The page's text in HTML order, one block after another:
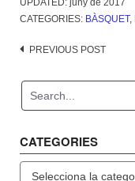
UPDATED: juny de 2017
CATEGORIES: BÀSQUET,
Post
PREVIOUS POST
CATEGORIES